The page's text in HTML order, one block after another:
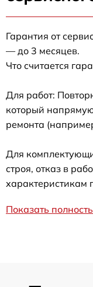
Гарантия от
— до 3 месяцев.
Что считается
Для работ:
который
ремонта
Для
строя, отказ в
характеристикам
Показать